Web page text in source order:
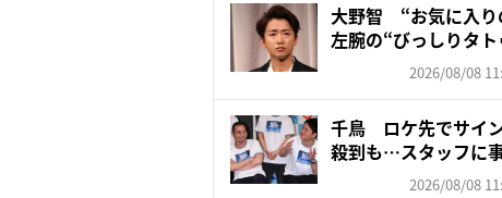
大野智 “お気に入
左腕の“びっしりタ
2026/08/08
千鳥 ロケ先でサイ
殺到も…スタッフに
2026/08/08